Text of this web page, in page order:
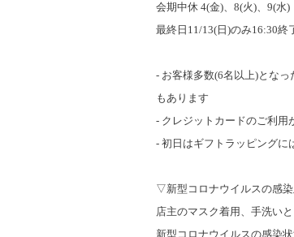
会期中休 4(金)、8(火)、9(水)
最終日11/13(日)のみ16:30終
- お客様多数(6名以上)とな
もありま す
- クレジットカードのご利用
- 初日はギフトラッピングに
▽新型コロナウイルスの感
店主のマスク着用、手洗い
新型コロナウイルスの感染